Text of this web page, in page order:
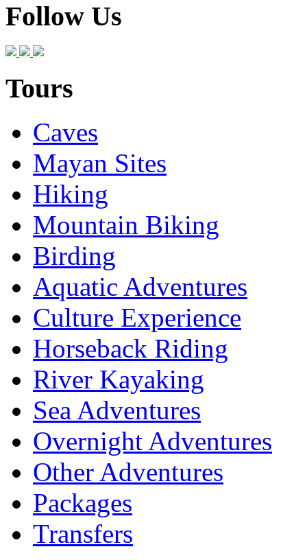
Follow Us
Tours
Caves
Mayan Sites
Hiking
Mountain Biking
Birding
Aquatic Adventures
Culture Experience
Horseback Riding
River Kayaking
Sea Adventures
Overnight Adventures
Other Adventures
Packages
Transfers